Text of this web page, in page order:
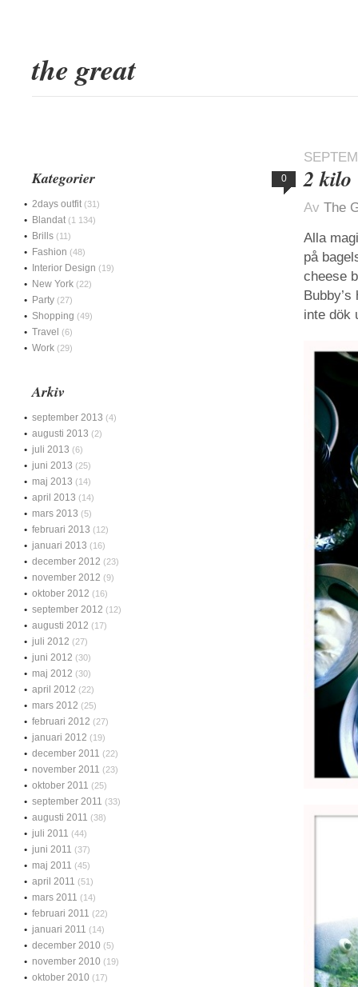
the great
0 2 kilo
Av The
Alla
på
cheese
inte dök
Kategorier
2days outfit (31)
Blandat (1 134)
Brills (11)
Fashion (48)
Interior Design (19)
New York (22)
Party (27)
Shopping (49)
Travel (6)
Work (29)
Arkiv
september 2013 (4)
augusti 2013 (2)
juli 2013 (6)
juni 2013 (25)
maj 2013 (14)
april 2013 (14)
mars 2013 (5)
februari 2013 (12)
januari 2013 (16)
december 2012 (23)
november 2012 (9)
oktober 2012 (16)
september 2012 (12)
augusti 2012 (17)
juli 2012 (27)
juni 2012 (30)
maj 2012 (30)
april 2012 (22)
mars 2012 (25)
februari 2012 (27)
januari 2012 (19)
december 2011 (22)
november 2011 (23)
oktober 2011 (25)
september 2011 (33)
augusti 2011 (38)
juli 2011 (44)
juni 2011 (37)
maj 2011 (45)
april 2011 (51)
mars 2011 (14)
februari 2011 (22)
januari 2011 (14)
december 2010 (5)
november 2010 (19)
oktober 2010 (17)